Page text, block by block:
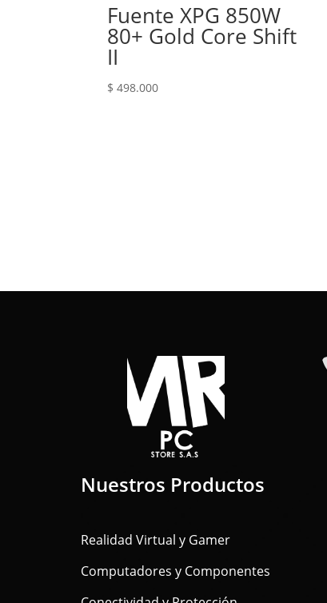
Fuente XPG 850W
80+ Gold Core Shift
II
$ 498.000
Nuestros Productos
Realidad Virtual y Gamer
Computadores y Componentes